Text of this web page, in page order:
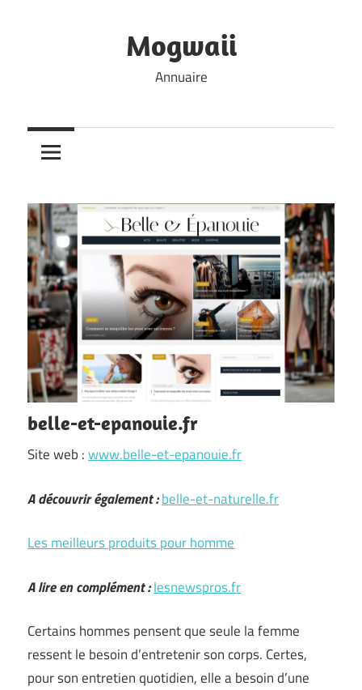
Mogwaii
Annuaire
belle-et-epanouie.fr
Site web :www.belle-et-epanouie.fr
A découvrir également :belle-et-naturelle.fr
Les meilleurs produits pour homme
A lire en complément :lesnewspros.fr
Certains hommes pensent que seule la femme
ressent le besoin d’entretenir son corps. Certes,
pour son entretien quotidien, elle a besoin d’une